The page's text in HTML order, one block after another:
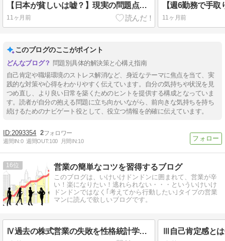
【日本が貧しいは嘘？】現実の問題点+データの正しい見方11選
11ヶ月前 11ヶ月前
このブログのここがポイント
問題別具体的解決策と心構え指南
自己肯定や職場環境のストレス解消など、身近なテーマに焦点を当て、実
践的な対策や心得をわかりやすく伝えています。自分の気持ちや状況を見
つめ直し、より良い日常を築くためのヒントを提供する構成となっていま
す。読者が自分の抱える問題に立ち向かいながら、前向きな気持ちを持ち
続けるためのナビゲート役として、役立つ情報を的確に伝えています。
2093354 2
週間IN:0 週間OUT:100 月間IN:10
16 営業の簡単なコツを習得するブログ
このブログは、いけいけドンドンに囲まれて、営業が辛
い！楽になりたい！逃れられない・・・といういけいけ
ドンドンではなく｢考えてから行動したい｣タイプの営業
マンに読んで欲しいブログです。
Ⅳ過去の株式営業の失敗を性格統計学で反省してみる(実例)